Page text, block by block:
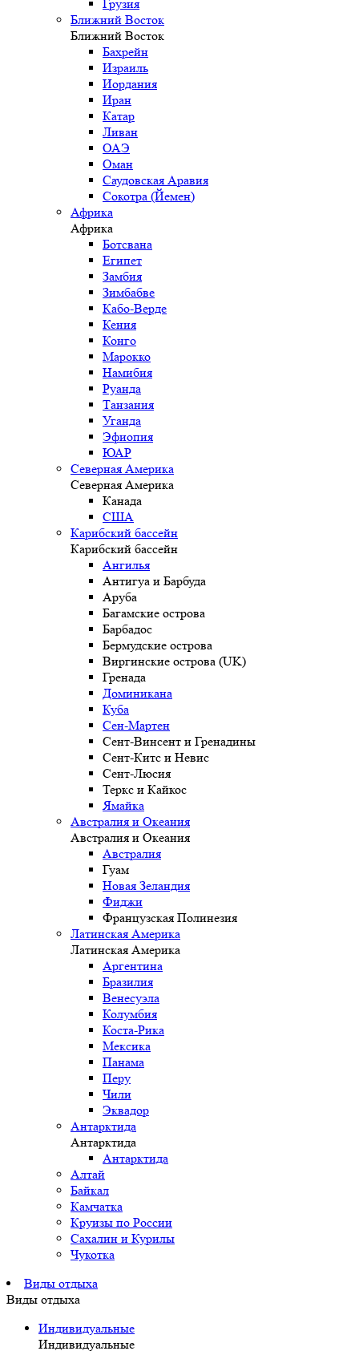
Грузия
Ближний Восток
Ближний Восток
Бахрейн
Израиль
Иордания
Иран
Катар
Ливан
ОАЭ
Оман
Саудовская Аравия
Сокотра (Йемен)
Африка
Африка
Ботсвана
Египет
Замбия
Зимбабве
Кабо-Верде
Кения
Конго
Марокко
Намибия
Руанда
Танзания
Уганда
Эфиопия
ЮАР
Северная Америка
Северная Америка
Канада
США
Карибский бассейн
Карибский бассейн
Ангилья
Антигуа и Барбуда
Аруба
Багамские острова
Барбадос
Бермудские острова
Виргинские острова (UK)
Гренада
Доминикана
Куба
Сен-Мартен
Сент-Винсент и Гренадины
Сент-Китс и Невис
Сент-Люсия
Теркс и Кайкос
Ямайка
Австралия и Океания
Австралия и Океания
Австралия
Гуам
Новая Зеландия
Фиджи
Французская Полинезия
Латинская Америка
Латинская Америка
Аргентина
Бразилия
Венесуэла
Колумбия
Коста-Рика
Мексика
Панама
Перу
Чили
Эквадор
Антарктида
Антарктида
Антарктида
Алтай
Байкал
Камчатка
Круизы по России
Сахалин и Курилы
Чукотка
Виды отдыха
Виды отдыха
Индивидуальные
Индивидуальные